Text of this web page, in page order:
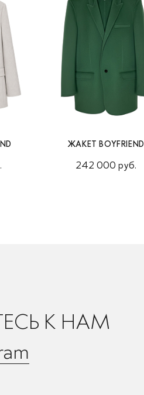
ЖАКЕТ BOYFRIEND
242 000 руб.
К НАМ